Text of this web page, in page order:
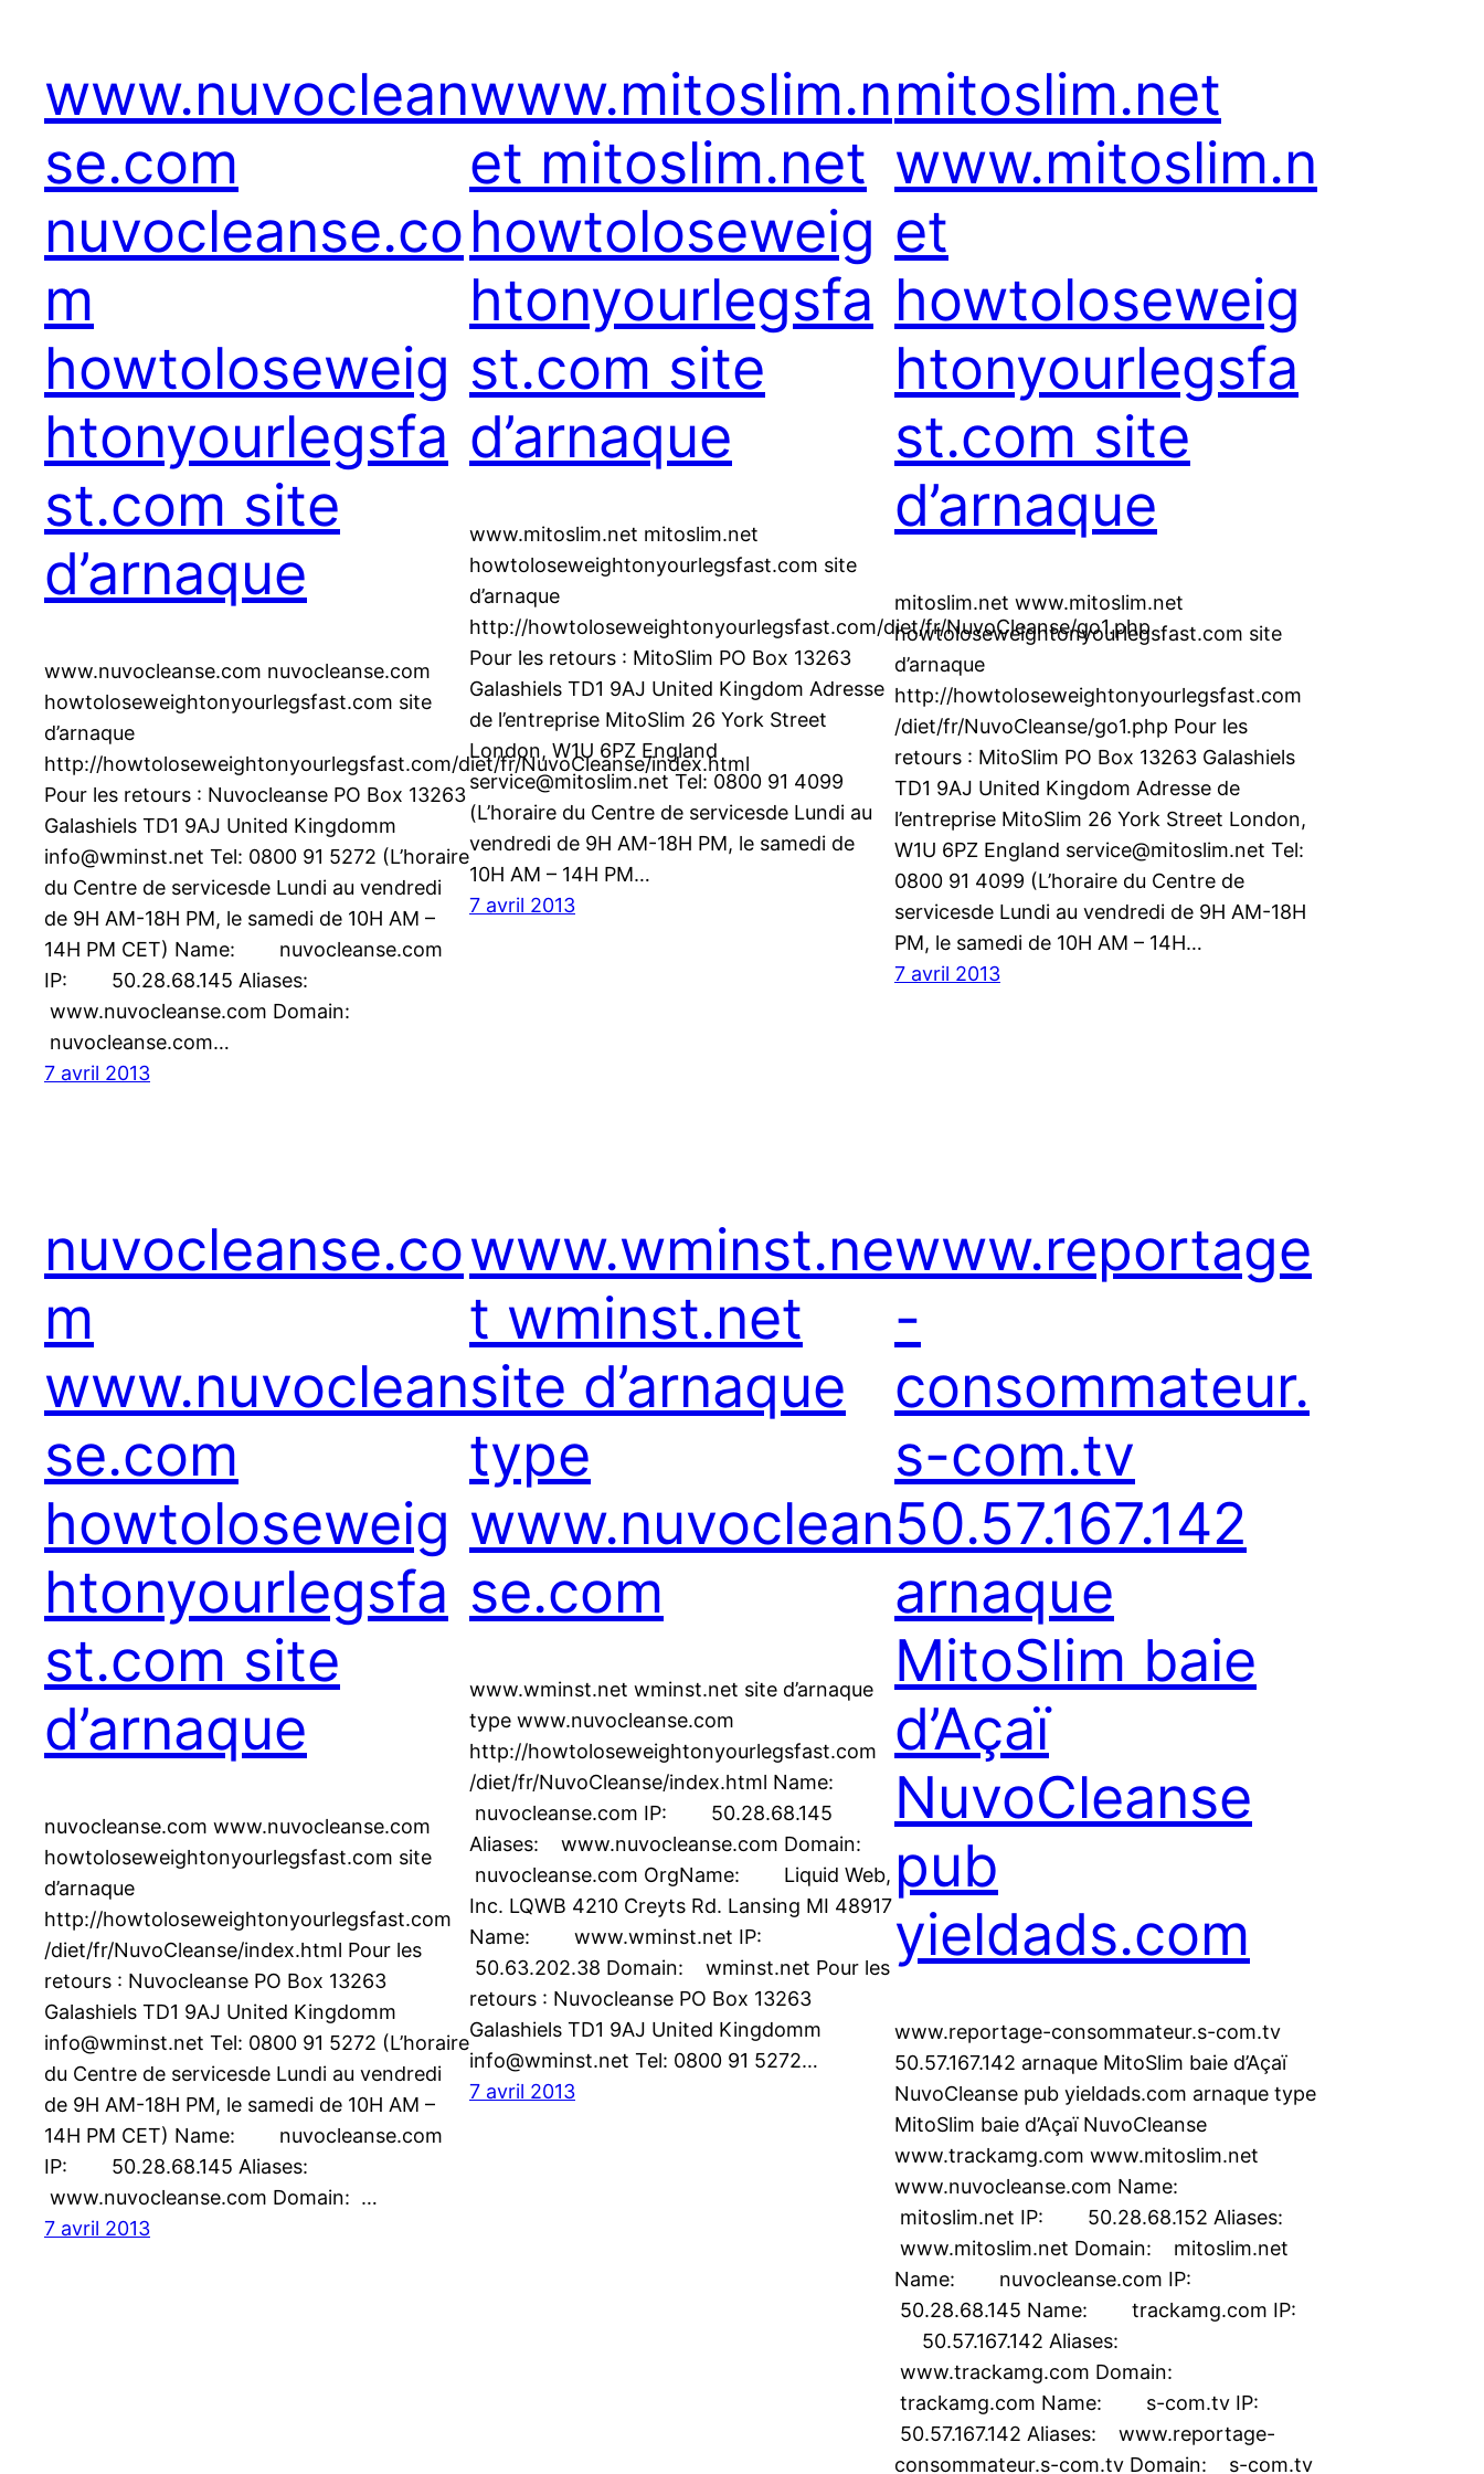
www.nuvoclean
se.com
nuvocleanse.co
m
howtoloseweig
htonyourlegsfa
st.com site
d’arnaque
www.nuvocleanse.com nuvocleanse.com
howtoloseweightonyourlegsfast.com site
d’arnaque
http://howtoloseweightonyourlegsfast.com/diet/fr/NuvoCleanse/index.html
Pour les retours : Nuvocleanse PO Box 13263
Galashiels TD1 9AJ United Kingdomm
info@wminst.net Tel: 0800 91 5272 (L’horaire
du Centre de servicesde Lundi au vendredi
de 9H AM-18H PM, le samedi de 10H AM –
14H PM CET) Name: nuvocleanse.com
IP: 50.28.68.145 Aliases:
www.nuvocleanse.com Domain:
nuvocleanse.com…
7 avril 2013
www.mitoslim.n
et mitoslim.net
howtoloseweig
htonyourlegsfa
st.com site
d’arnaque
www.mitoslim.net mitoslim.net
howtoloseweightonyourlegsfast.com site
d’arnaque
http://howtoloseweightonyourlegsfast.com/diet/fr/NuvoCleanse/go1.php
Pour les retours : MitoSlim PO Box 13263
Galashiels TD1 9AJ United Kingdom Adresse
de l’entreprise MitoSlim 26 York Street
London, W1U 6PZ England
service@mitoslim.net Tel: 0800 91 4099
(L’horaire du Centre de servicesde Lundi au
vendredi de 9H AM-18H PM, le samedi de
10H AM – 14H PM…
7 avril 2013
mitoslim.net
www.mitoslim.n
et
howtoloseweig
htonyourlegsfa
st.com site
d’arnaque
mitoslim.net www.mitoslim.net
howtoloseweightonyourlegsfast.com site
d’arnaque
http://howtoloseweightonyourlegsfast.com
/diet/fr/NuvoCleanse/go1.php Pour les
retours : MitoSlim PO Box 13263 Galashiels
TD1 9AJ United Kingdom Adresse de
l’entreprise MitoSlim 26 York Street London,
W1U 6PZ England service@mitoslim.net Tel:
0800 91 4099 (L’horaire du Centre de
servicesde Lundi au vendredi de 9H AM-18H
PM, le samedi de 10H AM – 14H…
7 avril 2013
nuvocleanse.co
m
www.nuvoclean
se.com
howtoloseweig
htonyourlegsfa
st.com site
d’arnaque
nuvocleanse.com www.nuvocleanse.com
howtoloseweightonyourlegsfast.com site
d’arnaque
http://howtoloseweightonyourlegsfast.com
/diet/fr/NuvoCleanse/index.html Pour les
retours : Nuvocleanse PO Box 13263
Galashiels TD1 9AJ United Kingdomm
info@wminst.net Tel: 0800 91 5272 (L’horaire
du Centre de servicesde Lundi au vendredi
de 9H AM-18H PM, le samedi de 10H AM –
14H PM CET) Name: nuvocleanse.com
IP: 50.28.68.145 Aliases:
www.nuvocleanse.com Domain: …
7 avril 2013
www.wminst.ne
t wminst.net
site d’arnaque
type
www.nuvoclean
se.com
www.wminst.net wminst.net site d’arnaque
type www.nuvocleanse.com
http://howtoloseweightonyourlegsfast.com
/diet/fr/NuvoCleanse/index.html Name:
nuvocleanse.com IP: 50.28.68.145
Aliases: www.nuvocleanse.com Domain:
nuvocleanse.com OrgName: Liquid Web,
Inc. LQWB 4210 Creyts Rd. Lansing MI 48917
Name: www.wminst.net IP:
50.63.202.38 Domain: wminst.net Pour les
retours : Nuvocleanse PO Box 13263
Galashiels TD1 9AJ United Kingdomm
info@wminst.net Tel: 0800 91 5272…
7 avril 2013
www.reportage
-
consommateur.
s-com.tv
50.57.167.142
arnaque
MitoSlim baie
d’Açaï
NuvoCleanse
pub
yieldads.com
www.reportage-consommateur.s-com.tv
50.57.167.142 arnaque MitoSlim baie d’Açaï
NuvoCleanse pub yieldads.com arnaque type
MitoSlim baie d’Açaï NuvoCleanse
www.trackamg.com www.mitoslim.net
www.nuvocleanse.com Name:
mitoslim.net IP: 50.28.68.152 Aliases:
www.mitoslim.net Domain: mitoslim.net
Name: nuvocleanse.com IP:
50.28.68.145 Name: trackamg.com IP:
50.57.167.142 Aliases:
www.trackamg.com Domain:
trackamg.com Name: s-com.tv IP:
50.57.167.142 Aliases: www.reportage-
consommateur.s-com.tv Domain: s-com.tv